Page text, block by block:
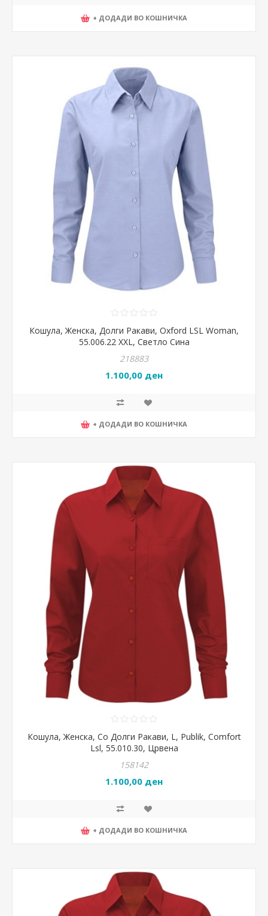
+ ДОДАДИ ВО КОШНИЧКА
Кошула, Женска, Долги Ракави, Oxford LSL Woman,
55.006.22 XXL, Светло Сина
218883
1.100,00 ден
+ ДОДАДИ ВО КОШНИЧКА
Кошула, Женска, Со Долги Ракави, L, Publik, Comfort
Lsl, 55.010.30, Црвена
158142
1.100,00 ден
+ ДОДАДИ ВО КОШНИЧКА